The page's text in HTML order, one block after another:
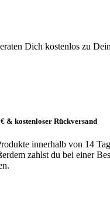
Dich kostenlos zu
& kostenloser Rückversand
innerhalb von 14
zahlst du bei einer